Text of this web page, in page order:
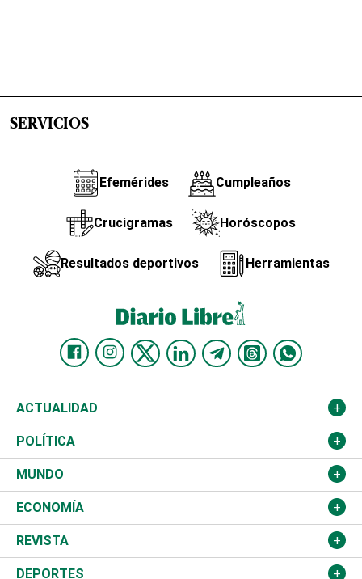
SERVICIOS
Efemérides Cumpleaños
Crucigramas Horóscopos
Resultados deportivos Herramientas
ACTUALIDAD
Nacional
Ciudad
Educación
Salud
Justicia
POLÍTICA
Partidos
JCE
TSE
Congreso Nacional
MUNDO
Estados Unidos
América Latina
Haití
ECONOMÍA
Finanzas
Turismo
REVISTA
Música
DEPORTES